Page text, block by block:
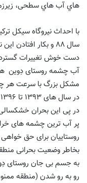
ﻫﺎي آب ﻫﺎي ﺳﻄﺤﯽ،
سال ٨٨ و بکار
دست خوش تغییرات
آب چشمه روستای دِوین
مشکل بزرگ با سرعت هر چه
در پی این بحران
پر آب ترین چشمه های
روستاییان برای حق
بخاطر وضعیت بحرانی
به جسم بی جان روستای
رو به رو شدن (منطقه